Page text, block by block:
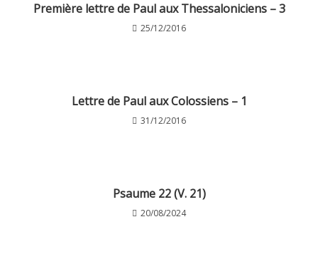
Première lettre de Paul aux Thessaloniciens – 3
25/12/2016
Lettre de Paul aux Colossiens – 1
31/12/2016
Psaume 22 (V. 21)
20/08/2024